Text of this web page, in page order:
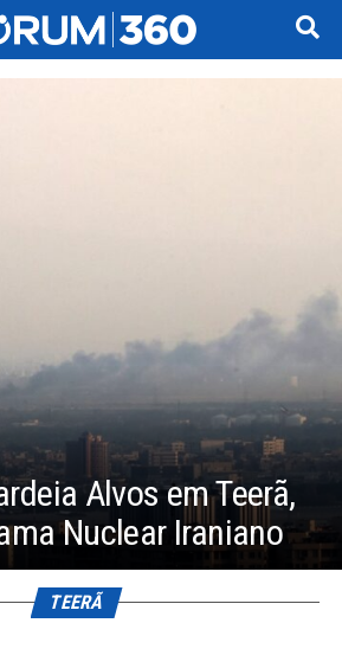
Alvos em Teerã,
Nuclear Iraniano
TEERÃ